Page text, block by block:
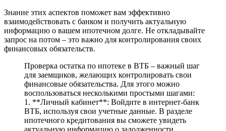
Знание этих аспектов поможет вам эффективно
взаимодействовать с банком и получить актуальную
информацию о вашем ипотечном долге. Не откладывайте
запрос на потом – это важно для контролирования своих
финансовых обязательств.
Проверка остатка по ипотеке в ВТБ – важный шаг
для заемщиков, желающих контролировать свои
финансовые обязательства. Для этого можно
воспользоваться несколькими простыми шагами:
1. **Личный кабинет**: Войдите в интернет-банк
ВТБ, используя свои учетные данные. В разделе
ипотечного кредитования вы сможете увидеть
актуальную информацию о задолженности,